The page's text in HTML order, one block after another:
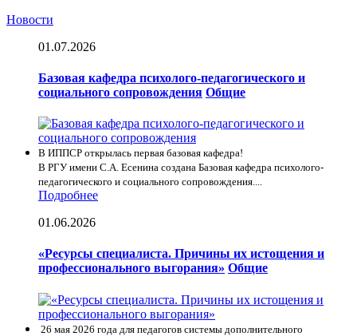
Новости
01.07.2026
Базовая кафедра психолого-педагогического и
социального сопровождения Общие
В ИППСР открылась первая базовая кафедра!
В РГУ имени С.А. Есенина создана Базовая кафедра психолого-
педагогического и социального сопровождения....
Подробнее
01.06.2026
«Ресурсы специалиста. Причины их истощения и
профессионального выгорания» Общие
26 мая 2026 года для педагогов системы дополнительного